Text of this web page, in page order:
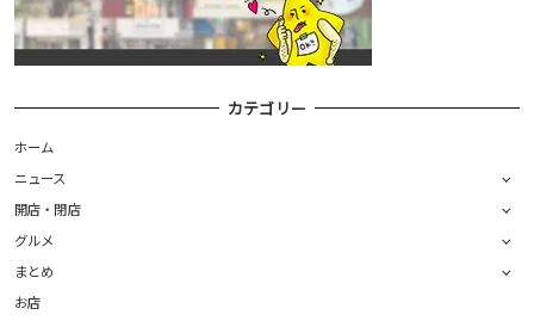
カテゴリー
ホーム
ニュース
開店・閉店
グルメ
まとめ
お店